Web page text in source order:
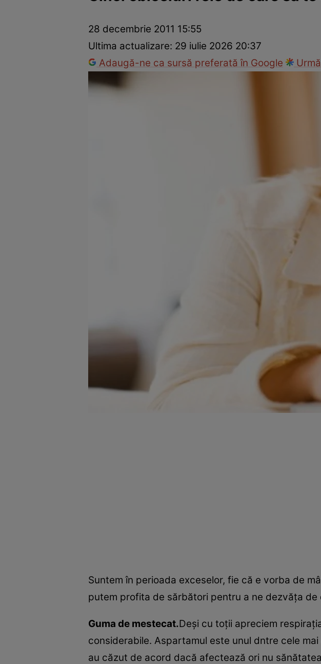
Dezvoltare personalăÎngrijire personalăCasă și grădină
28 decembrie 2011 15:55
Ultima actualizare: 29 iulie 2026 20:37
Adaugă-ne ca sursă preferată în Google
Suntem în perioada exceselor, fie că e vorba de
putem profita de sărbători pentru a ne dezvăţa de
Guma de mestecat.Deşi cu toţii apreciem
considerabile. Aspartamul este unul dntre cele
au căzut de acord dacă afectează ori nu